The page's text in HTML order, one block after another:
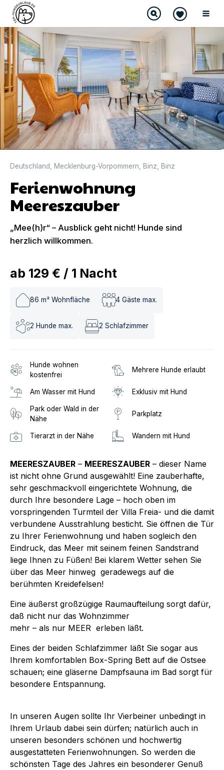
Deutschland Mecklenburg-Vorpommern Binz Binz
Ferienwohnung
Meereszauber
„Mee(h)r“ – Ausblick geht nicht! Hunde sind
herzlich willkommen.
ab 129 € / 1 Nacht
86 m² Wohnfläche 4 Gäste max.
2 Hunde max. 2 Schlafzimmer
Hunde wohnen
kostenfrei
Mehrere Hunde erlaubt
Am Wasser mit Hund Exklusiv mit Hund
Park oder Wald in der
Nähe
Parkplatz
Tierarzt in der Nähe Wandern mit Hund
MEERESZAUBER – MEERESZAUBER – dieser Name
ist nicht ohne Grund ausgewählt! Eine zauberhafte,
sehr geschmackvoll eingerichtete Wohnung, die
durch Ihre besondere Lage – hoch oben im
vorspringenden Turmteil der Villa Freia- und die damit
verbundene Ausstrahlung besticht. Sie öffnen die Tür
zu Ihrer Ferienwohnung und haben sogleich den
Eindruck, das Meer mit seinem feinen Sandstrand
liege Ihnen zu Füßen! Bei klarem Wetter sehen Sie
über das Meer hinweg geradewegs auf die
berühmten Kreidefelsen!
Eine äußerst großzügige Raumaufteilung sorgt dafür,
daß nicht nur das Wohnzimmer
mehr – als nur MEER erleben läßt.
Eines der beiden Schlafzimmer läßt Sie sogar aus
Ihrem komfortablen Box-Spring Bett auf die Ostsee
schauen; eine gläserne Dampfsauna im Bad sorgt für
besondere Entspannung.
In unseren Augen sollte Ihr Vierbeiner unbedingt in
Ihrem Urlaub dabei sein dürfen; natürlich auch in
unseren besonders schönen und hochwertig
ausgestatteten Ferienwohnungen. So werden die
schönsten Tage des Jahres ein besonderer Genuß